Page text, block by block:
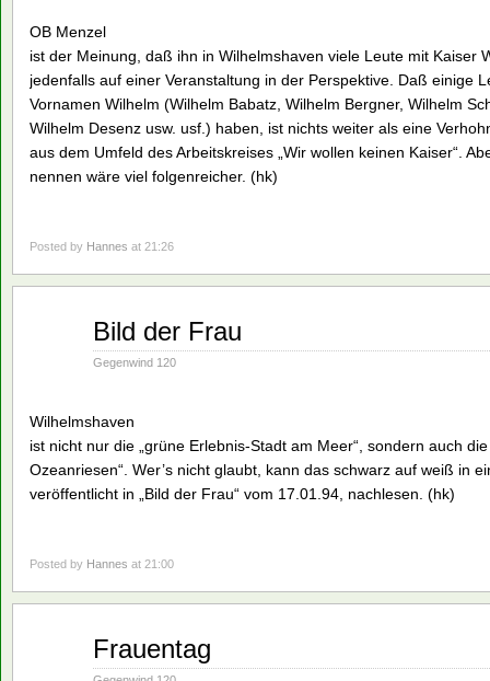
OB Menzel
ist der Meinung, daß ihn in Wilhelmshaven viele Leute mit Kaiser
jedenfalls auf einer Veranstaltung in der Perspektive. Daß einige
Vornamen Wilhelm (Wilhelm Babatz, Wilhelm Bergner, Wilhelm
Wilhelm Desenz usw. usf.) haben, ist nichts weiter als eine
aus dem Umfeld des Arbeitskreises „Wir wollen keinen Kaiser“.
nennen wäre viel folgenreicher. (hk)
Posted by Hannes at 21:26
Bild der Frau
Gegenwind 120
Wilhelmshaven
ist nicht nur die „grüne Erlebnis-Stadt am Meer“, sondern auch
Ozeanriesen“. Wer’s nicht glaubt, kann das schwarz auf weiß in
veröffentlicht in „Bild der Frau“ vom 17.01.94, nachlesen. (hk)
Posted by Hannes at 21:00
Frauentag